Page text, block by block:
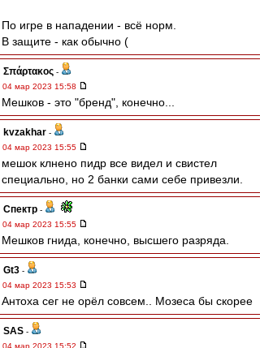
По игре в нападении - всё норм.
В защите - как обычно (
Σπάρτακος -
04 мар 2023 15:58
Мешков - это "бренд", конечно...
kvzakhar -
04 мар 2023 15:55
мешок клнено пидр все видел и свистел
специально, но 2 банки сами себе привезли.
Спектр -
04 мар 2023 15:55
Мешков гнида, конечно, высшего разряда.
Gt3 -
04 мар 2023 15:53
Антоха сег не орёл совсем.. Мозеса бы скорее
SAS -
04 мар 2023 15:52